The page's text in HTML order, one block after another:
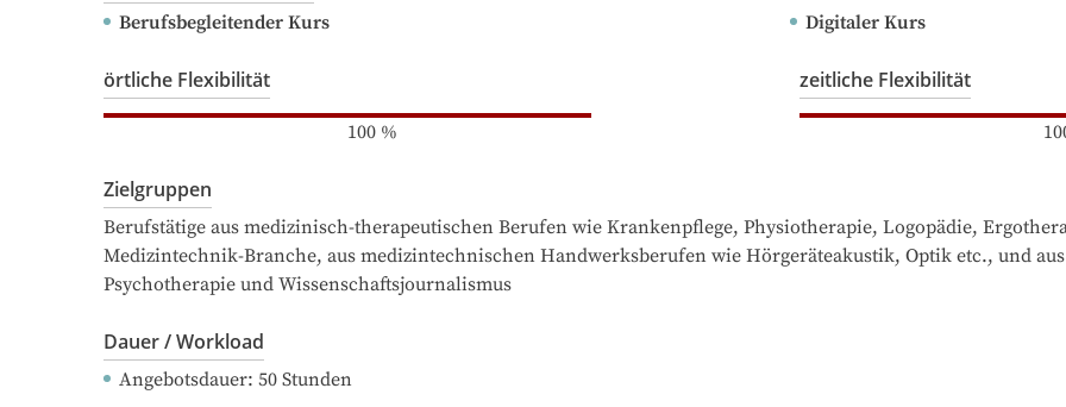
Berufsbegleitender Kurs Digitaler Kurs
örtliche Flexibilität
100%
zeitliche Flexibilität
Zielgruppen
Berufstätige aus medizinisch-therapeutischen Berufen wie Krankenpflege, Physiotherapie, Logopädie,
Medizintechnik-Branche, aus medizintechnischen Handwerksberufen wie Hörgeräteakustik, Optik etc., und
Psychotherapie und Wissenschaftsjournalismus
Dauer / Workload
Angebotsdauer: 50 Stunden